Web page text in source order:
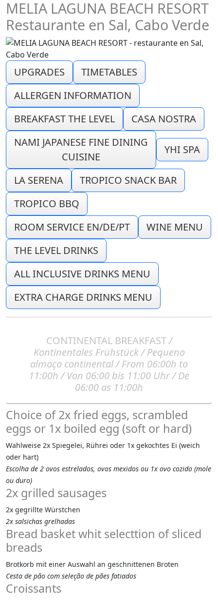
MELIA LAGUNA BEACH RESORT
Restaurante en Sal, Cabo Verde
UPGRADES
TIMETABLES
ALLERGEN INFORMATION
BREAKFAST THE LEVEL
CASA NOSTRA
NAMI JAPANESE FINE DINING
CUISINE
YHI SPA
LA SERENA
TROPICO SNACK BAR
TROPICO BBQ
ROOM SERVICE EN/DE/PT
WINE MENU
THE LEVEL DRINKS
ALL INCLUSIVE DRINKS MENU
EXTRA CHARGE DRINKS MENU
CONTINENTAL BREAKFAST/
Kontinentales Frühstück / Pequeno
almoço continental / From 06:00h to
11:00h / Von 06:00 bis 11:00 Uhr / De
06:00 as 11:00h
Choice of 2x fried eggs, scrambled
eggs or 1x boiled egg (soft or hard)
Wahlweise 2x Spiegelei, Rührei oder 1x gekochtes Ei (weich
oder hart)
Escolha de 2 ovos estrelados, ovos mexidos ou 1x ovo cozido (mole
ou duro)
2x grilled sausages
2x gegrillte Würstchen
2x salsichas grelhadas
Bread basket whit selecttion of sliced
breads
Brotkorb mit einer Auswahl an geschnittenen Broten
Cesta de pão com seleção de pães fatiados
Croissants